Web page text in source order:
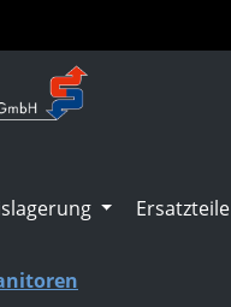
springen
Ersatzteile